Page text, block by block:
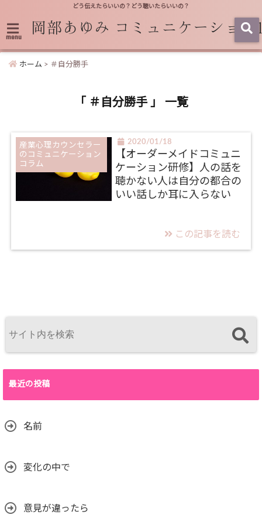
どう伝えたらいいの？どう聴いたらいいの？
menu
ホーム > ＃自分勝手
「 ＃自分勝手 」 一覧
産業心理カウンセラー
のコミュニケーション
コラム
2020/01/18
【オーダーメイドコミュニ
ケーション研修】人の話を
聴かない人は自分の都合の
いい話しか耳に入らない
この記事を読む
最近の投稿
名前
変化の中で
意見が違ったら